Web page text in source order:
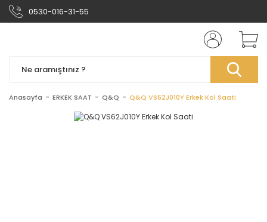
0530-016-31-55
Anasayfa ERKEK SAAT Q&Q Q&Q VS62J010Y Erkek Kol Saati